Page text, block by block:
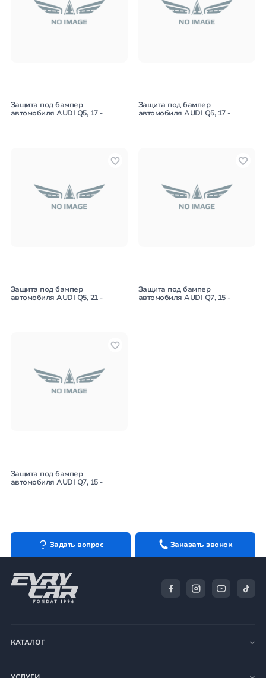
Защита под бампер
автомобиля AUDI Q5, 17 -
Защита под бампер
автомобиля AUDI Q5, 17 -
Защита под бампер
автомобиля AUDI Q5, 21 -
Защита под бампер
автомобиля AUDI Q7, 15 -
Защита под бампер
автомобиля AUDI Q7, 15 -
Задать вопрос Заказать звонок
КАТАЛОГ